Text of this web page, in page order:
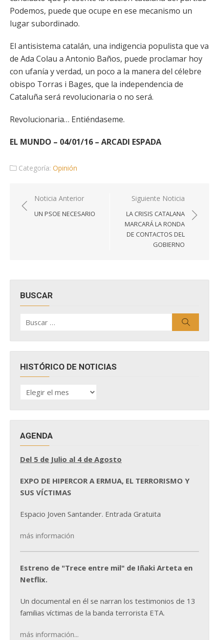
Podemos, puede que ocupe en ese mecanismo un
lugar subordinado.
El antisistema catalán, una indigencia populista que va
de Ada Colau a Antonio Baños, puede proclamar hoy
con ufanía y verdad, un poco a la manera del célebre
obispo Torras i Bages, que la independencia de
Cataluña será revolucionaria o no será.
Revolucionaria… Entiéndaseme.
EL MUNDO – 04/01/16 – ARCADI ESPADA
Categoría: Opinión
Navegación
de
Noticia Anterior
UN PSOE NECESARIO
Siguiente Noticia
LA CRISIS CATALANA
MARCARÁ LA RONDA
DE CONTACTOS DEL
GOBIERNO
BUSCAR
por:
HISTÓRICO DE NOTICIAS
HISTÓRICO
DE
AGENDA
Del 5 de Julio al 4 de Agosto
EXPO DE HIPERCOR A ERMUA, EL TERRORISMO Y
SUS VÍCTIMAS
Espacio Joven Santander. Entrada Gratuita
más información
Estreno de "Trece entre mil" de Iñaki Arteta en
Netflix.
Un documental en él se narran los testimonios de 13
familias víctimas de la banda terrorista ETA.
más información...